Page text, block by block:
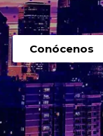
Conócenos